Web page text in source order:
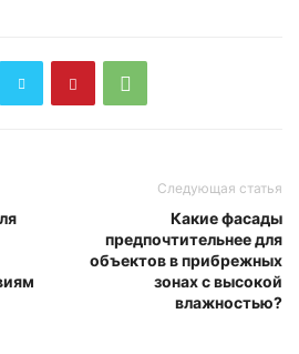
Следующая статья
Какие фасады
предпочтительнее для
объектов в прибрежных
зонах с высокой
влажностью?